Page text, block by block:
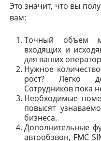
Это значит, что вы
вам:
Точный объем
входящих и
для ваших
Нужное
рост? Легко
Сотрудников пока
Необходимые
повысят
бизнеса.
Дополнительные
автообзвон, FMC